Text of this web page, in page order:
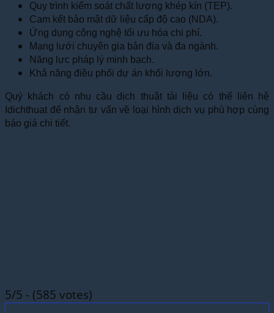
Quy trình kiểm soát chất lượng khép kín (TEP).
Cam kết bảo mật dữ liệu cấp độ cao (NDA).
Ứng dụng công nghệ tối ưu hóa chi phí.
Mạng lưới chuyên gia bản địa và đa ngành.
Năng lực pháp lý minh bạch.
Khả năng điều phối dự án khối lượng lớn.
Quý khách có nhu cầu dịch thuật tài liệu có thể liên hệ
Idichthuat để nhận tư vấn về loại hình dịch vụ phù hợp cùng
báo giá chi tiết.
5/5 - (585 votes)